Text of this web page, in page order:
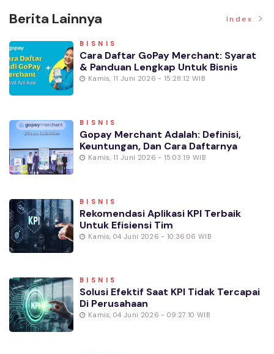
Berita Lainnya Index
BISNIS
Cara Daftar GoPay Merchant: Syarat
& Panduan Lengkap Untuk Bisnis
Kamis, 11 Juni 2026 - 15:28:12 WIB
BISNIS
Gopay Merchant Adalah: Definisi,
Keuntungan, Dan Cara Daftarnya
Kamis, 11 Juni 2026 - 15:03:19 WIB
BISNIS
Rekomendasi Aplikasi KPI Terbaik
Untuk Efisiensi Tim
Kamis, 04 Juni 2026 - 10:36:06 WIB
BISNIS
Solusi Efektif Saat KPI Tidak Tercapai
Di Perusahaan
Kamis, 04 Juni 2026 - 09:27:10 WIB